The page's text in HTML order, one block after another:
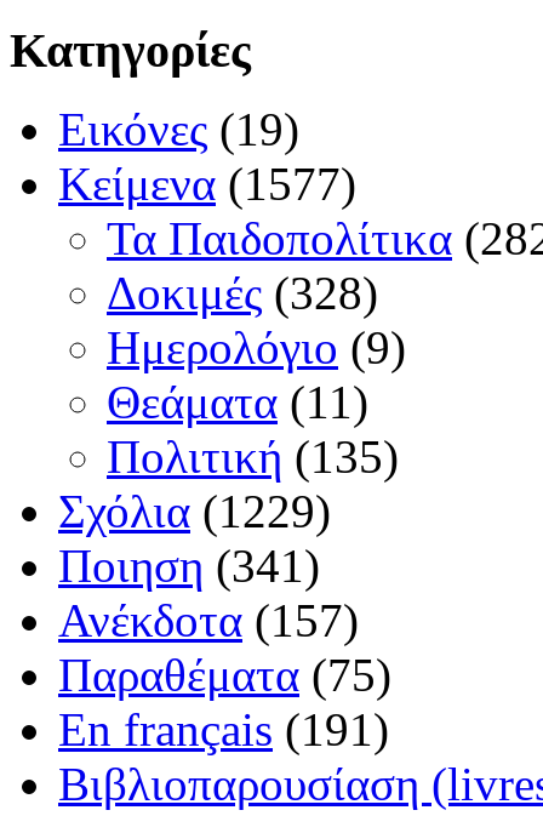
Κατηγορίες
Εικόνες (19)
Κείμενα (1577)
Τα Παιδοπολίτικα
Δοκιμές (328)
Ημερολόγιο (9)
Θεάματα (11)
Πολιτική (135)
Σχόλια (1229)
Ποιηση (341)
Ανέκδοτα (157)
Παραθέματα (75)
En français (191)
Βιβλιοπαρουσίαση